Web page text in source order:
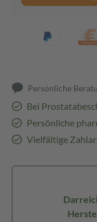
Persönliche
Bei
Persönliche
Vielfältige